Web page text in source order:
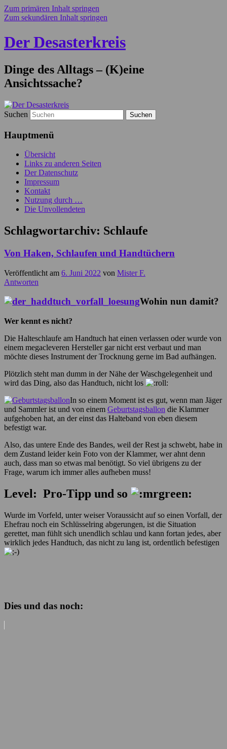
Zum primären Inhalt springen
Zum sekundären Inhalt springen
Der Desasterkreis
Dinge des Alltags – (K)eine
Ansichtssache?
Suchen
Hauptmenü
Übersicht
Links zu anderen Seiten
Der Datenschutz
Impressum
Kontakt
Nutzung durch …
Die Unvollendeten
Schlagwortarchiv: Schlaufe
Von Haken, Schlaufen und Handtüchern
Veröffentlicht am 6. Juni 2022 von Mister F.
Antworten
Wohin nun damit?
Wer kennt es nicht?
Die Halteschlaufe am Handtuch hat einen verlassen oder wurde von
einem megacleveren Hersteller gar nicht erst verbaut und man
möchte dieses Instrument der Trocknung gerne im Bad aufhängen.
Plötzlich steht man dumm in der Nähe der Waschgelegenheit und
wird das Ding, also das Handtuch, nicht los
In so einem Moment ist es gut, wenn man Jäger
und Sammler ist und von einem Geburtstagsballon die Klammer
aufgehoben hat, an der einst das Halteband von eben diesem
befestigt war.
Also, das untere Ende des Bandes, weil der Rest ja schwebt, habe in
dem Zustand leider kein Foto von der Klammer, wer ahnt denn
auch, dass man so etwas mal benötigt. So viel übrigens zu der
Frage, warum ich immer alles aufheben muss!
Level: Pro-Tipp und so
Wurde im Vorfeld, unter weiser Voraussicht auf so einen Vorfall, der
Ehefrau noch ein Schlüsselring abgerungen, ist die Situation
gerettet, man fühlt sich unendlich schlau und kann fortan jedes, aber
wirklich jedes Handtuch, das nicht zu lang ist, ordentlich befestigen
Dies und das noch: